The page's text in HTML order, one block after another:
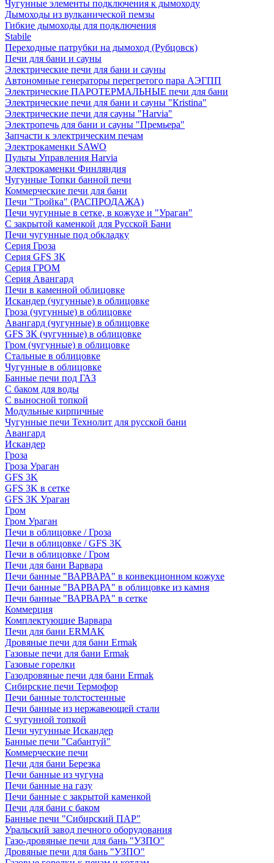
Чугунные элементы подключения к дымоходу
Дымоходы из вулканической пемзы
Гибкие дымоходы для подключения
Stabile
Переходные патрубки на дымоход (Рубцовск)
Печи для бани и сауны
Электрические печи для бани и сауны
Автономные генераторы перегретого пара АЭГПП
Электрические ПАРОТЕРМАЛЬНЫЕ печи для бани
Электрические печи для бани и сауны "Кristina"
Электрические печи для сауны "Harvia"
Электропечь для бани и сауны "Премьера"
Запчасти к электрическим печам
Электрокаменки SAWO
Пульты Управления Harvia
Электрокаменки Финляндия
Чугунные Топки банной печи
Коммерческие печи для бани
Печи "Тройка" (РАСПРОДАЖА)
Печи чугунные в сетке, в кожухе и "Ураган"
С закрытой каменкой для Русской Бани
Печи чугунные под обкладку
Серия Гроза
Серия GFS ЗК
Серия ГРОМ
Серия Авангард
Печи в каменной облицовке
Искандер (чугунные) в облицовке
Гроза (чугунные) в облицовке
Авангард (чугунные) в облицовке
GFS ЗК (чугунные) в облицовке
Гром (чугунные) в облицовке
Стальные в облицовке
Чугунные в облицовке
Банные печи под ГАЗ
С баком для воды
С выносной топкой
Модульные кирпичные
Чугунные печи Технолит для русской бани
Авангард
Искандер
Гроза
Гроза Ураган
GFS 3K
GFS 3K в сетке
GFS 3K Ураган
Гром
Гром Ураган
Печи в облицовке / Гроза
Печи в облицовке / GFS 3K
Печи в облицовке / Гром
Печи для бани Варвара
Печи банные "ВАРВАРА" в конвекционном кожухе
Печи банные "ВАРВАРА" в облицовке из камня
Печи банные "ВАРВАРА" в сетке
Коммерция
Комплектующие Варвара
Печи для бани ERMAK
Дровяные печи для бани Ermak
Газовые печи для бани Ermak
Газовые горелки
Газодровяные печи для бани Ermak
Сибирские печи Термофор
Печи банные толстостенные
Печи банные из нержавеющей стали
С чугунной топкой
Печи чугунные Искандер
Банные печи "Сабантуй"
Коммерческие печи
Печи для бани Березка
Печи банные из чугуна
Печи банные на газу
Печи банные с закрытой каменкой
Печи для бани с баком
Банные печи "Сибирский ПАР"
Уральский завод печного оборудования
Газо-дровяные печи для бань "УЗПО"
Дровяные печи для бань "УЗПО"